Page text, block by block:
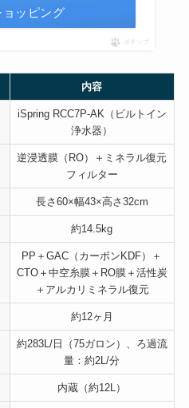
ョッピング
ポチップ
内容
iSpring RCC7P-AK（ビルトイン
浄水器）
逆浸透膜（RO）＋ミネラル復元
フィルター
長さ60×幅43×高さ32cm
約14.5kg
PP＋GAC（カーボンKDF）＋
CTO＋中空糸膜＋RO膜＋活性炭
＋アルカリミネラル復元
約12ヶ月
約283L/日（75ガロン）、ろ過流
量：約2L/分
内蔵（約12L）